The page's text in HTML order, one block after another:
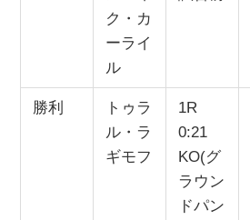
ク・カ
ーライ
ル
勝利
トゥラ
ル・ラ
ギモフ
1R
0:21
KO(グ
ラウン
ドパン